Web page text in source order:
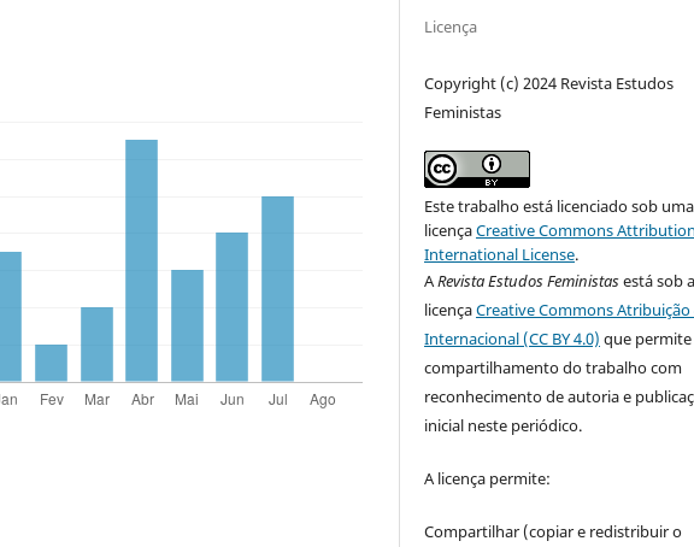
Licença
Copyright (c) 2024 Revista Estudos
Feministas
Este trabalho está licenciado sob uma
licençaCreative Commons
International License.
ARevista Estudos Feministasestá sob a
licençaCreative Commons Atribuição
Internacional (CC BY 4.0) que
compartilhamento do trabalho com
reconhecimento de autoria e
inicial neste periódico.
A licença permite:
Compartilhar (copiar e redistribuir o